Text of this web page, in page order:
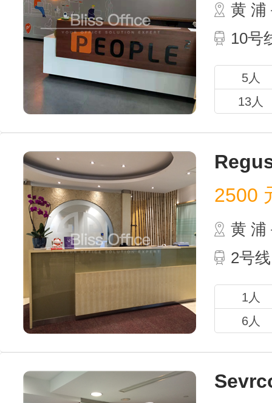
黄 浦
10号
5人
13人
2500
黄 浦
2号
1人
6人